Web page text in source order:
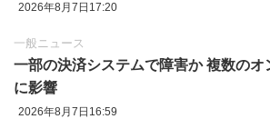
2026年8月7日17:20
一般ニュース
一部の決済システムで障害か 複数のオ
に影響
2026年8月7日16:59